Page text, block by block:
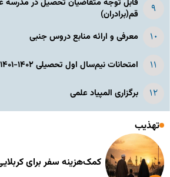
قابل توجه متقاضیان تحصیل در مدرسه
قم(برادران)
معرفی و ارائه منابع دروس جنبی
امتحانات نیم‌سال اول تحصیلی ۱۴۰۲-۱۴۰۱
برگزاری المپیاد علمی
تهذیب
کمک‌هزینه سفر برای